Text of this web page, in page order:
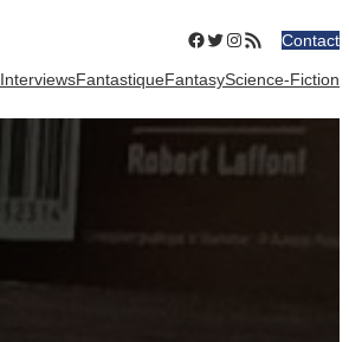
Facebook
Twitter
Instagram
Flux RSSContact
InterviewsFantastiqueFantasyScience-Fiction